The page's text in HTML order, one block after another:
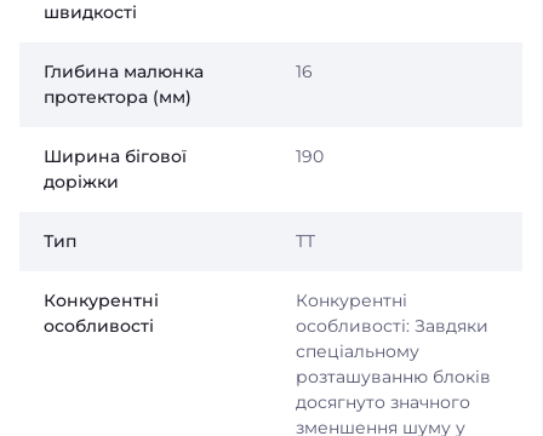
швидкості
Глибина малюнка
протектора (мм)
16
Ширина бігової
доріжки
190
Тип TT
Конкурентні
особливості
Конкурентні
особливості: Завдяки
спеціальному
розташуванню блоків
досягнуто значного
зменшення шуму у